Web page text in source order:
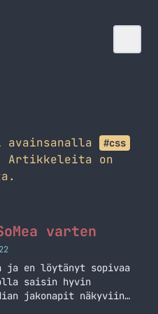
#css
on
varten
en löytänyt sopivaa
saisin hyvin
jakonapit näkyviin
ne. En halunnut mitään